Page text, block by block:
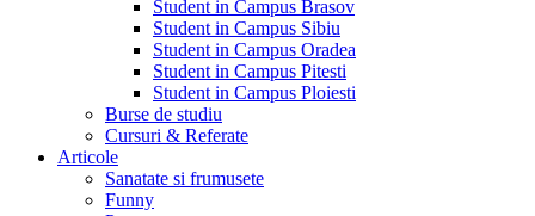
Student in Campus Brasov
Student in Campus Sibiu
Student in Campus Oradea
Student in Campus Pitesti
Student in Campus Ploiesti
Burse de studiu
Cursuri & Referate
Articole
Sanatate si frumusete
Funny